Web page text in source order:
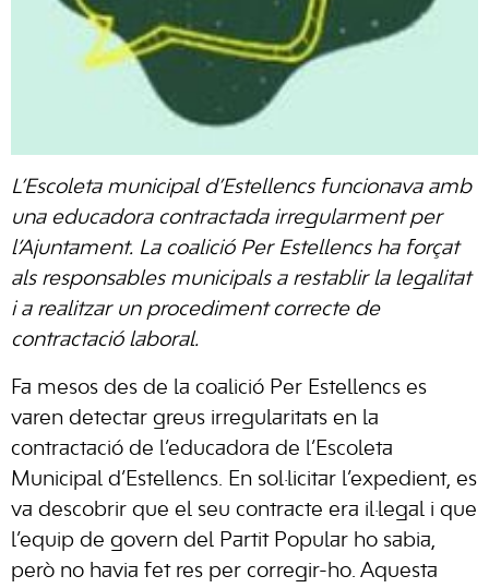
L’Escoleta municipal d’Estellencs funcionava amb
una educadora contractada irregularment per
l’Ajuntament. La coalició Per Estellencs ha forçat
als responsables municipals a restablir la legalitat
i a realitzar un procediment correcte de
contractació laboral.
Fa mesos des de la coalició Per Estellencs es
varen detectar greus irregularitats en la
contractació de l’educadora de l’Escoleta
Municipal d’Estellencs. En sol·licitar l’expedient, es
va descobrir que el seu contracte era il·legal i que
l’equip de govern del Partit Popular ho sabia,
però no havia fet res per corregir-ho. Aquesta